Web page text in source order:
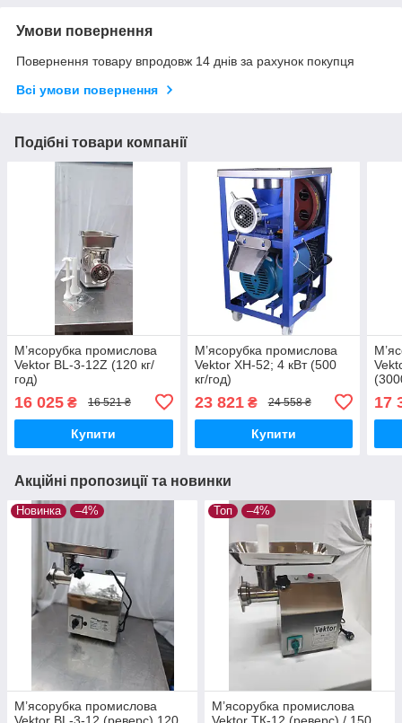
Умови повернення
Повернення товару впродовж 14 днів за рахунок покупця
Всі умови повернення
Подібні товари компанії
М’ясорубка промислова
Vektor BL-3-12Z (120 кг/
год)
16 025 ₴ 16 521 ₴
Купити
М’ясорубка промислова
Vektor XH-52; 4 кВт (500
кг/год)
23 821₴ 24 558 ₴
Купити
17
Акційні пропозиції та новинки
Новинка –4%
М’ясорубка промислова
Vektor BL-3-12 (реверс) 120
Топ –4%
М’ясорубка промислова
Vektor ТК-12 (реверс) / 150